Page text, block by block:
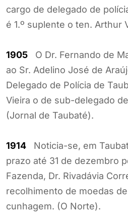
cargo de delegado de
é 1.º suplente o ten. Arthur
1905 O Dr. Fernando de
ao Sr. Adelino José de
Delegado de Polícia de
Vieira o de sub-delegado
(Jornal de Taubaté).
1914 Noticia-se, em
prazo até 31 de dezembro
Fazenda, Dr. Rivadávia
recolhimento de moedas
cunhagem. (O Norte).